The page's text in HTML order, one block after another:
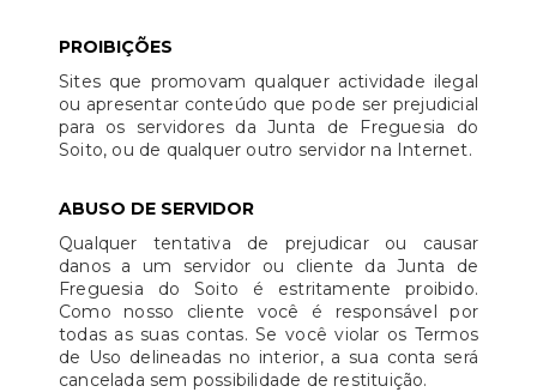
PROIBIÇÕES
Sites que promovam qualquer actividade ilegal
ou apresentar conteúdo que pode ser prejudicial
para os servidores da Junta de Freguesia do
Soito, ou de qualquer outro servidor na Internet.
ABUSO DE SERVIDOR
Qualquer tentativa de prejudicar ou causar
danos a um servidor ou cliente da Junta de
Freguesia do Soito é estritamente proibido.
Como nosso cliente você é responsável por
todas as suas contas. Se você violar os Termos
de Uso delineadas no interior, a sua conta será
cancelada sem possibilidade de restituição.